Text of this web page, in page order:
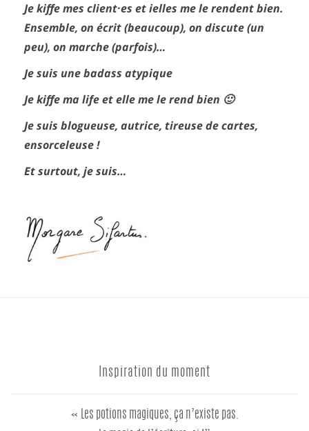
Je kiffe mes client·es et ielles me le rendent bien.
Ensemble, on écrit (beaucoup), on discute (un
peu), on marche (parfois)…
Je suis une badass atypique
Je kiffe ma life et elle me le rend bien 🙂
Je suis blogueuse, autrice, tireuse de cartes,
ensorceleuse !
Et surtout, je suis…
Inspiration du moment
« Les potions magiques, ça n’existe pas.